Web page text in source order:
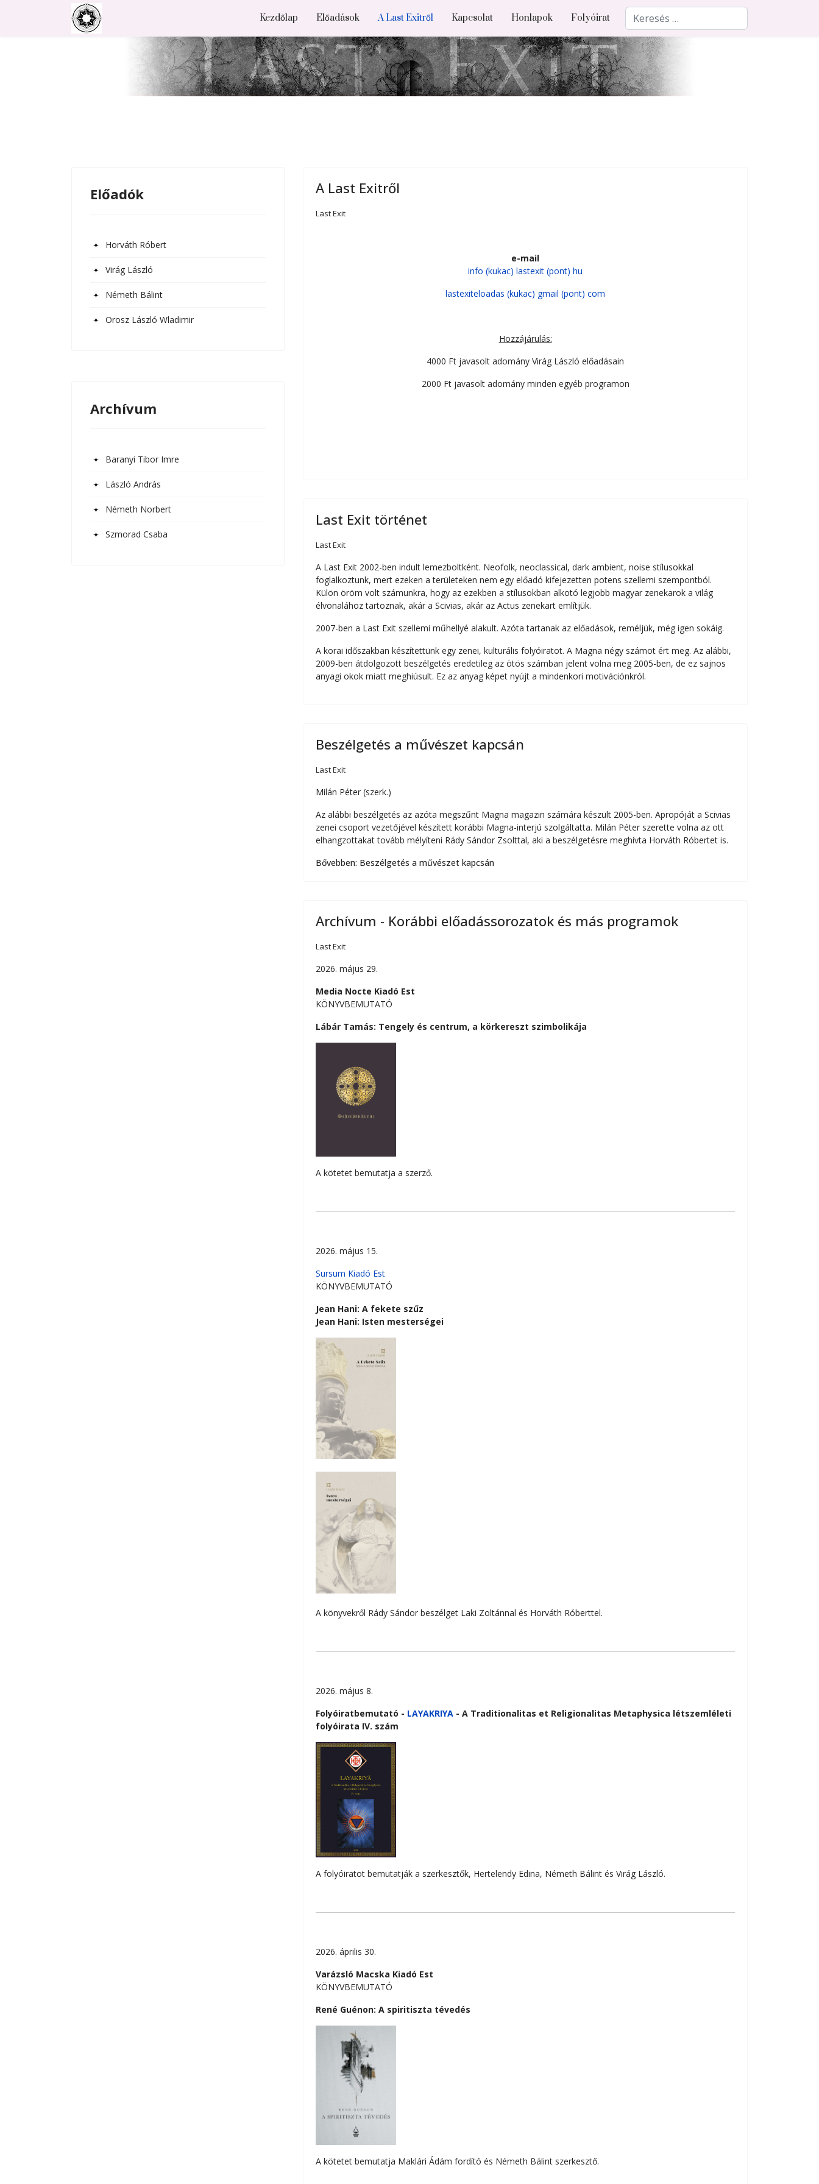
Kezdőlap Előadások A Last Exitről Kapcsolat Honlapok Folyóirat Keresés
Előadók
Horváth Róbert
Virág László
Németh Bálint
Orosz László Wladimir
Archívum
Baranyi Tibor Imre
László András
Németh Norbert
Szmorad Csaba
A Last Exitről
Last Exit
e-mail
info (kukac) lastexit (pont) hu
lastexiteloadas (kukac) gmail (pont) com
Hozzájárulás:
4000 Ft javasolt adomány Virág László előadásain
2000 Ft javasolt adomány minden egyéb programon
Last Exit történet
Last Exit
A Last Exit 2002-ben indult lemezboltként. Neofolk, neoclassical, dark ambient, noise stílusokkal
foglalkoztunk, mert ezeken a területeken nem egy előadó kifejezetten potens szellemi szempontból.
Külön öröm volt számunkra, hogy az ezekben a stílusokban alkotó legjobb magyar zenekarok a világ
élvonalához tartoznak, akár a Scivias, akár az Actus zenekart említjük.
2007-ben a Last Exit szellemi műhellyé alakult. Azóta tartanak az előadások, reméljük, még igen sokáig.
A korai időszakban készítettünk egy zenei, kulturális folyóiratot. A Magna négy számot ért meg. Az alábbi,
2009-ben átdolgozott beszélgetés eredetileg az ötös számban jelent volna meg 2005-ben, de ez sajnos
anyagi okok miatt meghiúsult. Ez az anyag képet nyújt a mindenkori motivációnkról.
Beszélgetés a művészet kapcsán
Last Exit
Milán Péter (szerk.)
Az alábbi beszélgetés az azóta megszűnt Magna magazin számára készült 2005-ben. Apropóját a Scivias
zenei csoport vezetőjével készített korábbi Magna-interjú szolgáltatta. Milán Péter szerette volna az ott
elhangzottakat tovább mélyíteni Rády Sándor Zsolttal, aki a beszélgetésre meghívta Horváth Róbertet is.
Bővebben: Beszélgetés a művészet kapcsán
Archívum - Korábbi előadássorozatok és más programok
Last Exit
2026. május 29.
Media Nocte Kiadó Est
KÖNYVBEMUTATÓ
Lábár Tamás: Tengely és centrum, a körkereszt szimbolikája
A kötetet bemutatja a szerző.
2026. május 15.
Sursum Kiadó Est
KÖNYVBEMUTATÓ
Jean Hani: A fekete szűz
Jean Hani: Isten mesterségei
A könyvekről Rády Sándor beszélget Laki Zoltánnal és Horváth Róberttel.
2026. május 8.
Folyóiratbemutató - LAYAKRIYA - A Traditionalitas et Religionalitas Metaphysica létszemléleti
folyóirata IV. szám
A folyóiratot bemutatják a szerkesztők, Hertelendy Edina, Németh Bálint és Virág László.
2026. április 30.
Varázsló Macska Kiadó Est
KÖNYVBEMUTATÓ
René Guénon: A spiritiszta tévedés
A kötetet bemutatja Maklári Ádám fordító és Németh Bálint szerkesztő.